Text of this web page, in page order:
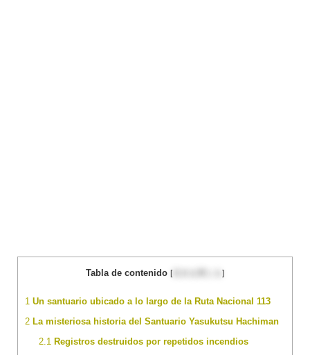
Tabla de contenido [目次を閉じる ]
1Un santuario ubicado a lo largo de la Ruta Nacional 113
2La misteriosa historia del Santuario Yasukutsu Hachiman
2.1Registros destruidos por repetidos incendios